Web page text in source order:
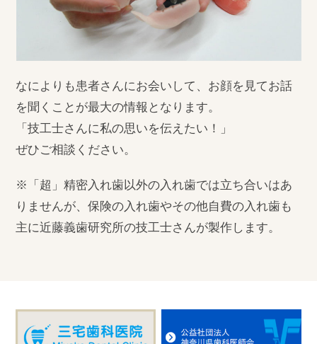
なによりも患者さんにお会いして、お顔を見てお話
を聞くことが最大の情報となります。
「技工士さんに私の思いを伝えたい！」
ぜひご相談ください。
※「超」精密入れ歯以外の入れ歯では立ち合いはあ
りませんが、保険の入れ歯やその他自費の入れ歯も
主に近藤義歯研究所の技工士さんが製作します。